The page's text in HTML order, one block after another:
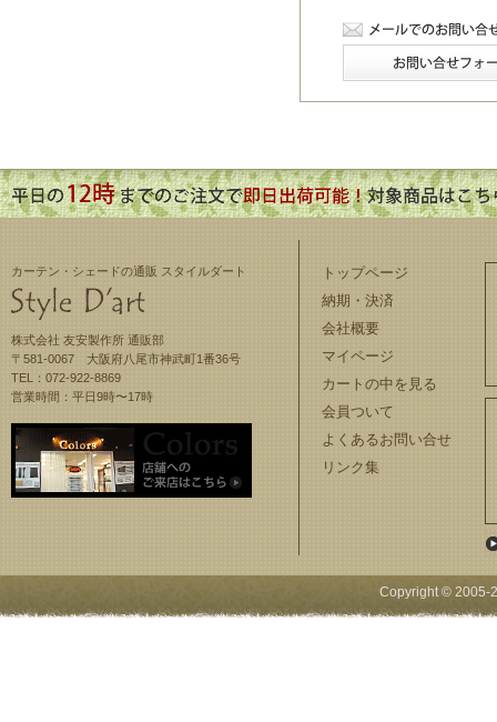
カーテン・シェードの通販 スタイルダート
株式会社 友安製作所 通販部
〒581-0067 大阪府八尾市神武町1番36号
TEL：072-922-8869
営業時間：平日9時〜17時
トップページ
納期・決済
会社概要
マイページ
カートの中を見る
会員ついて
よくあるお問い合せ
リンク集
Copyright © 2005-